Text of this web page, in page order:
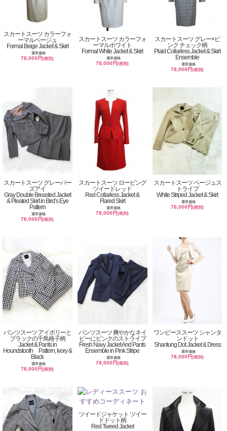
スカートスーツ カラーフォ
ーマルベージュ
Formal Beige Jacket & Skirt
通常価格
78,000円(税別)
スカートスーツ カラーフォ
ーマルホワイト
Formal White Jacket & Skirt
通常価格
78,000円(税別)
スカートスーツ グレー×ピ
ンク チェック柄
Plaid Collarless Jacket & Skirt
Ensemble
通常価格
78,000円(税別)
スカートスーツ グレーバー
ズアイ
Gray Double Breasted Jacket
& Pleated Skirt in Bird’s Eye
Pattern
通常価格
78,000円(税別)
スカートスーツ ロービング
ツイードレッド
Red Collarless Jacket &
Flared Skirt
通常価格
78,000円(税別)
スカートスーツ ベージュス
トライプ
White Striped Jacket & Skirt
通常価格
78,000円(税別)
パンツスーツ アイボリーと
ブラックの千鳥格子柄
Jacket & Pants in
Houndstooth Pattern, Ivory &
Black
通常価格
78,000円(税別)
パンツスーツ 爽やかなネイ
ビーにピンクのストライプ
Fresh Navy Jacket And Pants
Ensemble in Pink Stripe
通常価格
78,000円(税別)
ワンピーススーツ シャンタ
ンドット
Shantung Dot Jacket & Dress
通常価格
78,000円(税別)
ツイードジャケット ツイー
ドドット柄
Red Tweed Jacket